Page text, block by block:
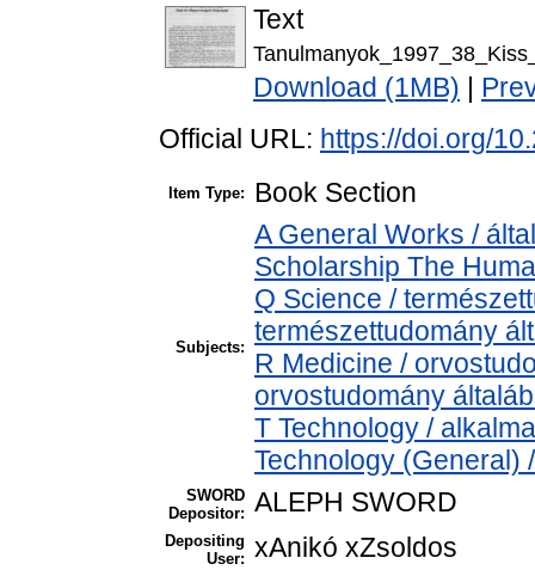
Text
Download (1MB)
Official URL: https://doi.org/
Item Type: Book Section
Subjects:
A General Works /
Scholarship The
Q Science /
természettudomány
R Medicine /
orvostudomány
T Technology /
Technology (General)
SWORD
Depositor: ALEPH SWORD
Depositing
User: xAnikó xZsoldos